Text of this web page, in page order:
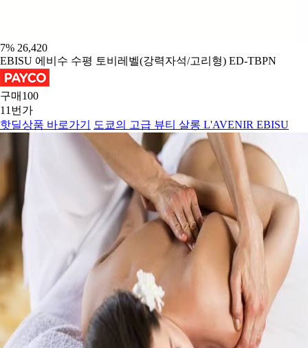
7% 26,420
EBISU 에비수 수평 토비레벨(강력자석/고리형) ED-TBPN
구매 100
11번가
핫딜상품 바로가기
도쿄의 고급 뷰티 살롱 L'AVENIR EBISU